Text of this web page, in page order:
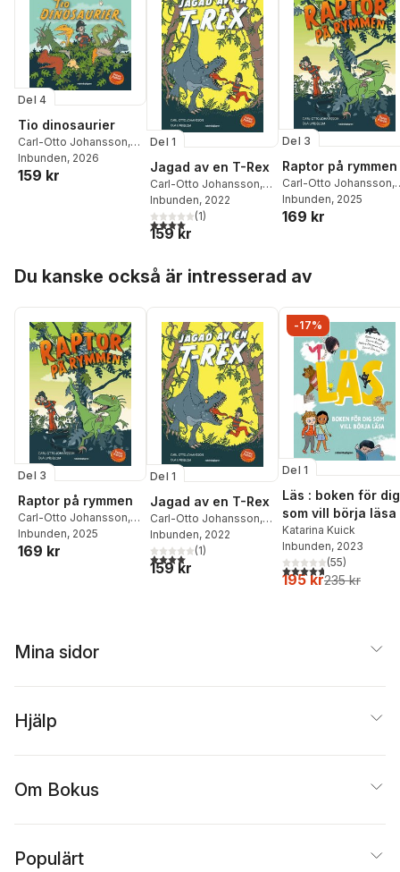
Del 4
Tio dinosaurier
Carl-Otto Johansson,
Pappa Kapsyl
Inbunden, 2026
159 kr
Del 1
Jagad av en T-Rex
Carl-Otto Johansson,
Pappa Kapsyl
Inbunden, 2022
4,0utav 5 stjärnor. Totalt antal röster:
(1)
159 kr
Del 3
Raptor på rymmen
Carl-Otto Johansson,
Pappa Kapsyl
Inbunden, 2025
169 kr
Du kanske också är intresserad av
Del 3
Raptor på rymmen
Carl-Otto Johansson,
Pappa Kapsyl
Inbunden, 2025
169 kr
Del 1
Jagad av en T-Rex
Carl-Otto Johansson,
Pappa Kapsyl
Inbunden, 2022
4,0utav 5 stjärnor. Totalt antal röster:
(1)
159 kr
-17%
Del 1
Läs : boken för dig
som vill börja läsa
Katarina Kuick
Inbunden, 2023
4,7utav 5 stjärnor.
(55)
195 kr235 kr
Mina sidor
Hjälp
Om Bokus
Populärt